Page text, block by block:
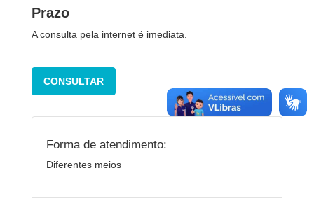
Prazo
A consulta pela internet é imediata.
CONSULTAR
Forma de atendimento:
Diferentes meios